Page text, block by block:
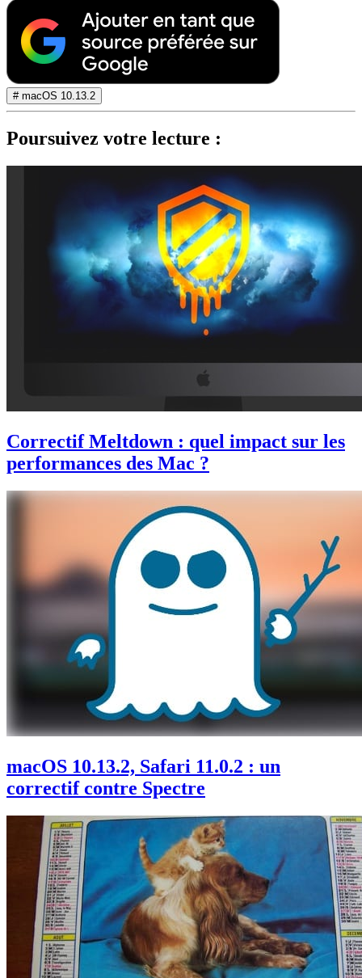
# macOS 10.13.2
Poursuivez votre lecture :
Correctif Meltdown : quel impact sur les
performances des Mac ?
macOS 10.13.2, Safari 11.0.2 : un
correctif contre Spectre